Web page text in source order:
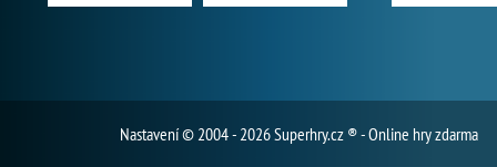
Nastavení© 2004 - 2026 Superhry.cz ® - Online hry zdarma